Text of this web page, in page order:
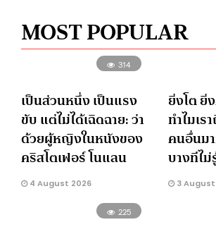
MOST POPULAR
314
เป็นส่วนหนึ่ง เป็นแรง
ขับ แต่ไม่ได้เฉิดฉาย: ว่า
ด้วยผู้หญิงในหนังของ
คริสโตเฟอร์ โนแลน
4 August 2026
ยิ่งโต ยิ่
ทำไมเ
คนอื่นม
บางทีไ
3 August
225